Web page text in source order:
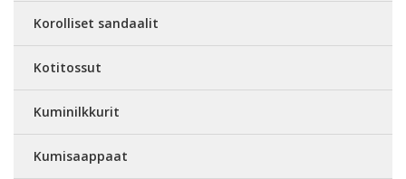
Korolliset sandaalit
Kotitossut
Kuminilkkurit
Kumisaappaat